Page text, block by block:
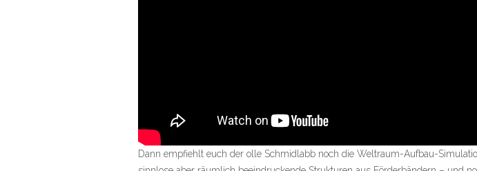
Dann empfiehlt euch der olle Schmidlabb noch die Weltraum-Aufbau-